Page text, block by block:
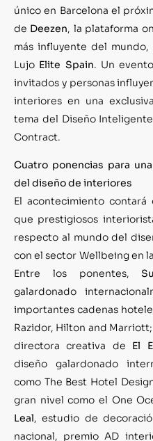
único en Barcelona el
de Deezen, la plataforma
más influyente del mundo,
Lujo Elite Spain. Un
invitados y personas
interiores en una
tema del Diseño
Contract.
Cuatro ponencias para
del diseño de interiores
El acontecimiento
que prestigiosos
respecto al mundo del
con el sector Wellbeing en
Entre los ponentes,
galardonado
importantes cadenas
Razidor, Hilton and
directora creativa de El
diseño galardonado
como The Best Hotel
gran nivel como el One
Leal, estudio de
nacional, premio AD